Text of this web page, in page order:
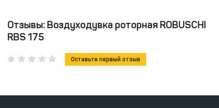
Отзывы: Воздуходувка роторная ROBUSCHI
RBS 175
Оставьте первый отзыв